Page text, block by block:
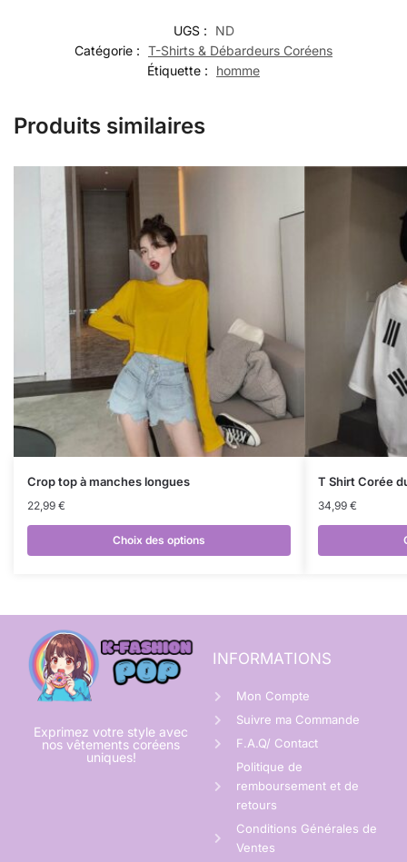
UGS :
ND
Catégorie : T-Shirts & Débardeurs Coréens
Étiquette :
homme
Produits similaires
Crop top à manches longues
22,99 €
Choix des options
T Shirt Corée
34,99 €
Exprimez votre style avec
nos vêtements coréens
uniques!
INFORMATIONS
Mon Compte
Suivre ma Commande
F.A.Q/ Contact
Politique de
remboursement et de
retours
Conditions Générales de
Ventes